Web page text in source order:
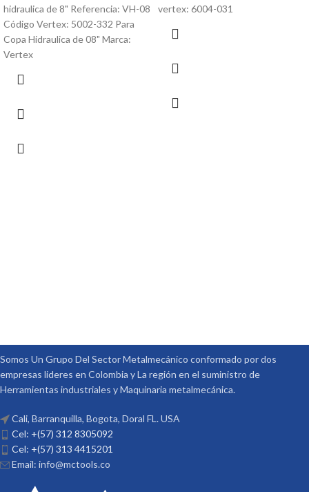
hidraulica de 8" Referencia: VH-08
Código Vertex: 5002-332 Para
Copa Hidraulica de 08" Marca:
Vertex
vertex: 6004-031
Somos Un Grupo Del Sector Metalmecánico conformado por dos
empresas lideres en Colombia y La región en el suministro de
Herramientas industriales y Maquinaria metalmecánica.
Cali, Barranquilla, Bogota, Doral FL. USA
Cel: +(57) 312 8305092
Cel: +(57) 313 4415201
Email: info@mctools.co